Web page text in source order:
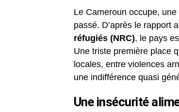
Le Cameroun occupe,
passé. D’après le rapport
réfugiés (NRC), le pays
Une triste première place
locales, entre violences
une indifférence quasi
Une insécurité